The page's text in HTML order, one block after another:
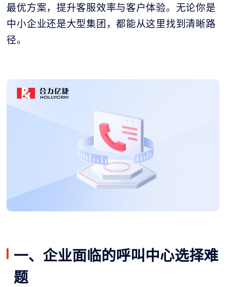
最优方案，提升客服效率与客户体验。无论你是
中小企业还是大型集团，都能从这里找到清晰路
径。
一、企业面临的呼叫中心选择难
题